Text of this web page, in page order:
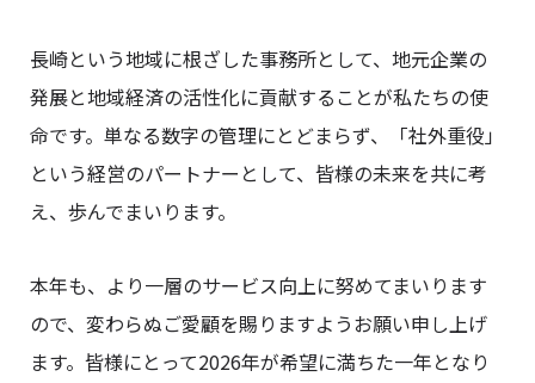
長崎という地域に根ざした事務所として、地元企業の
発展と地域経済の活性化に貢献することが私たちの使
命です。単なる数字の管理にとどまらず、「社外重役」
という経営のパートナーとして、皆様の未来を共に考
え、歩んでまいります。
本年も、より一層のサービス向上に努めてまいります
ので、変わらぬご愛顧を賜りますようお願い申し上げ
ます。皆様にとって2026年が希望に満ちた一年となり